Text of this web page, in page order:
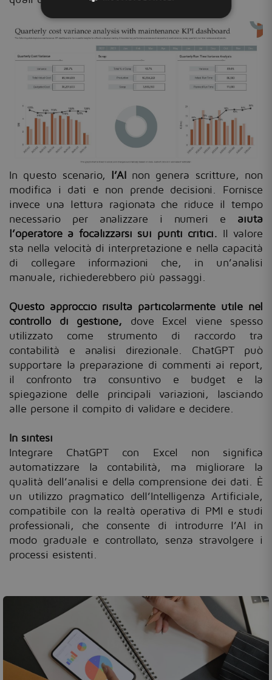
In questo scenario, l’AInon genera scritture, non
modifica i dati e non prende decisioni. Fornisce
invece una lettura ragionata che riduce il tempo
necessario per analizzare i numeri e aiuta
l’operatore a focalizzarsi sui punti critici. Il valore
sta nella velocità di interpretazione e nella capacità
di collegare informazioni che, in un’analisi
manuale, richiederebbero più passaggi.
Questo approccio risulta particolarmente utile nel
controllo di gestione, dove Excel viene spesso
utilizzato come strumento di raccordo tra
contabilità e analisi direzionale. ChatGPT può
supportare la preparazione di commenti ai report,
il confronto tra consuntivo e budget e la
spiegazione delle principali variazioni, lasciando
alle persone il compito di validare e decidere.
In sintesi
Integrare ChatGPT con Excel non significa
automatizzare la contabilità, ma migliorare la
qualità dell’analisi e della comprensione dei dati. È
un utilizzo pragmatico dell’Intelligenza Artificiale,
compatibile con la realtà operativa di PMI e studi
professionali, che consente di introdurre l’AI in
modo graduale e controllato, senza stravolgere i
processi esistenti.